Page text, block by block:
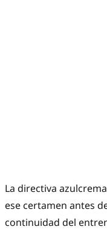
La directiva
ese certamen antes
continuidad del